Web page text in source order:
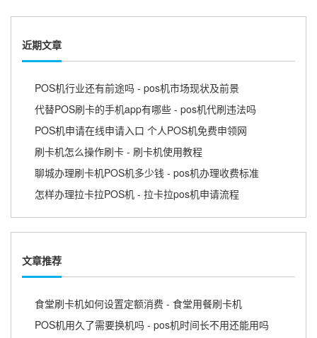
近期文章
POS机行业还有前途吗 - pos机市场现状及前景
代替POS刷卡的手机app有哪些 - pos机代刷违法吗
POS机申请在线申请入口 个人POS机免费申领网
刷卡机怎么操作刷卡 - 刷卡机使用教程
聊城办理刷卡机POS机多少钱 - pos机办理收费标准
怎样办理拉卡拉POS机 - 拉卡拉pos机申请流程
文章推荐
食堂刷卡机如何设置定额消费 - 食堂用餐刷卡机
POS机用久了需要换机吗 - pos机时间长不用还能用吗